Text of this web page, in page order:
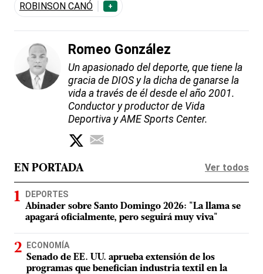
ROBINSON CANÓ +
Romeo González
Un apasionado del deporte, que tiene la
gracia de DIOS y la dicha de ganarse la
vida a través de él desde el año 2001.
Conductor y productor de Vida
Deportiva y AME Sports Center.
EN PORTADA Ver todos
DEPORTES
Abinader sobre Santo Domingo 2026: "La llama se
apagará oficialmente, pero seguirá muy viva"
ECONOMÍA
Senado de EE. UU. aprueba extensión de los
programas que benefician industria textil en la